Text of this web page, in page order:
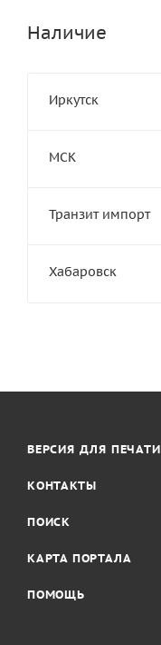
Наличие
Иркутск
МСК
Транзит импорт
Хабаровск
ВЕРСИЯ ДЛЯ ПЕЧАТИ
КОНТАКТЫ
ПОИСК
КАРТА ПОРТАЛА
ПОМОЩЬ